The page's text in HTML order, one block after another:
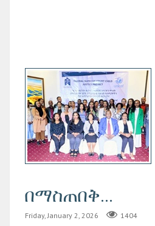
በማስጠበቅ...
Friday, January 2, 2026 1404